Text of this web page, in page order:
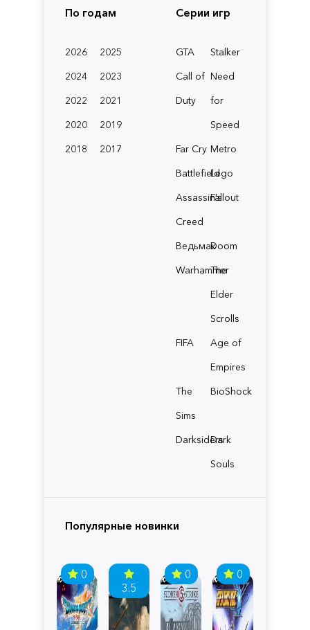
По годам
2026
2025
2024
2023
2022
2021
2020
2019
2018
2017
Серии игр
GTA
Stalker
Call of
Duty
Need
for
Speed
Far Cry Metro
BattlefieldLego
Assassin's
Creed
Fallout
ВедьмакDoom
Warhammer
The
Elder
Scrolls
FIFA
Age of
Empires
The
Sims
BioShock
Darksiders
Dark
Souls
Популярные новинки
0
3.5
0 0